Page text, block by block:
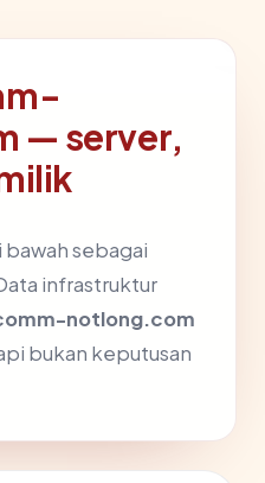
— server,
bawah sebagai
infrastruktur
notlong.com
bukan keputusan